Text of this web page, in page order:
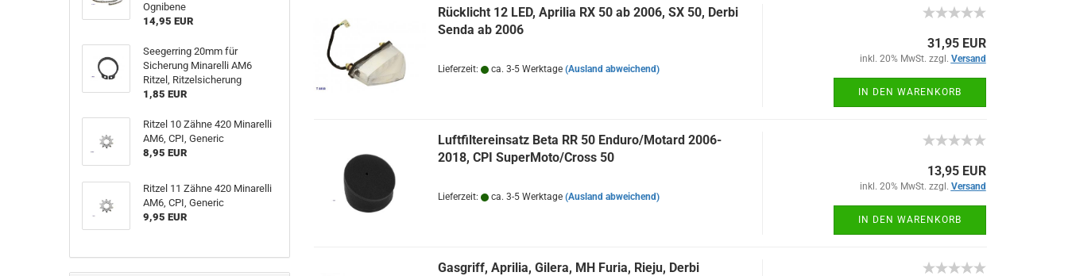
Rücklicht 12 LED, Aprilia RX 50 ab 2006, SX 50, Derbi
Senda ab 2006
Lieferzeit: ca. 3-5 Werktage (Ausland abweichend)
31,95 EUR
inkl. 20% MwSt. zzgl. Versand
IN DEN WARENKORB
Luftfiltereinsatz Beta RR 50 Enduro/Motard 2006-
2018, CPI SuperMoto/Cross 50
Lieferzeit: ca. 3-5 Werktage (Ausland abweichend)
13,95 EUR
inkl. 20% MwSt. zzgl. Versand
IN DEN WARENKORB
Gasgriff, Aprilia, Gilera, MH Furia, Rieju, Derbi
Ognibene
14,95 EUR
Seegerring 20mm für
Sicherung Minarelli AM6
Ritzel, Ritzelsicherung
1,85 EUR
Ritzel 10 Zähne 420 Minarelli
AM6, CPI, Generic
8,95 EUR
Ritzel 11 Zähne 420 Minarelli
AM6, CPI, Generic
9,95 EUR